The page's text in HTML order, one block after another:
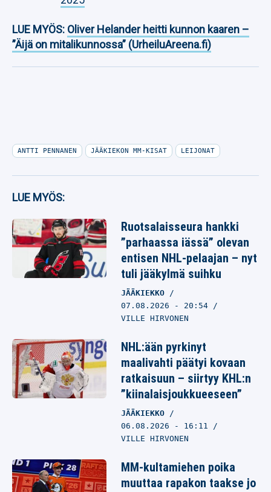
LUE MYÖS: Oliver Helander heitti kunnon kaaren –
”Äijä on mitalikunnossa” (UrheiluAreena.fi)
ANTTI PENNANEN JÄÄKIEKON MM-KISAT LEIJONAT
LUE MYÖS:
Ruotsalaisseura hankki
”parhaassa iässä” olevan
entisen NHL-pelaajan – nyt
tuli jääkylmä suihku
JÄÄKIEKKO
07.08.2026 - 20:54
VILLE HIRVONEN
NHL:ään pyrkinyt
maalivahti päätyi kovaan
ratkaisuun – siirtyy KHL:n
”kiinalaisjoukkueeseen”
JÄÄKIEKKO
06.08.2026 - 16:11
VILLE HIRVONEN
MM-kultamiehen poika
muuttaa rapakon taakse jo